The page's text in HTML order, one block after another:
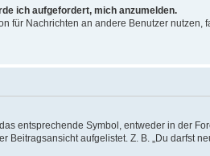
ich aufgefordert, mich anzumelden.
für Nachrichten an andere Benutzer
entsprechende Symbol, entweder in der
aufgelistet. Z. B. „Du darfst